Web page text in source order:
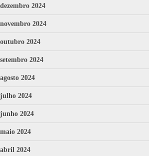
dezembro 2024
novembro 2024
outubro 2024
setembro 2024
agosto 2024
julho 2024
junho 2024
maio 2024
abril 2024